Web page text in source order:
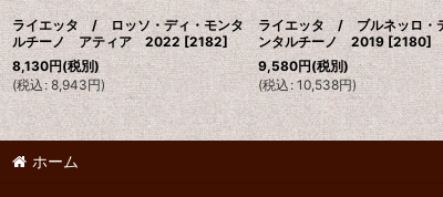
ライエッタ / ロッソ・ディ・モンタ
ルチーノ アティア 2022 [2182]
8,130円(税別)
(税込: 8,943円)
ライエッタ / ブルネッロ・
ンタルチーノ 2019 [2180]
9,580円(税別)
(税込 : 10,538円)
ホーム